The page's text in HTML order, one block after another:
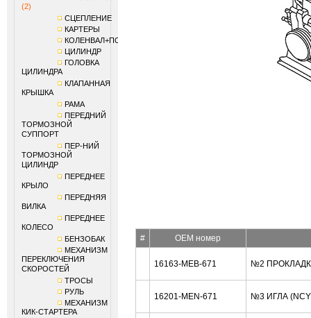
(2)
СЦЕПЛЕНИЕ
КАРТЕРЫ
КОЛЕНВАЛ+ПОРШЕНЬ
ЦИЛИНДР
ГОЛОВКА
ЦИЛИНДРА
КЛАПАННАЯ
КРЫШКА
РАМА
ПЕРЕДНИЙ
ТОРМОЗНОЙ
СУППОРТ
ПЕР-НИЙ
ТОРМОЗНОЙ
ЦИЛИНДР
ПЕРЕДНЕЕ
КРЫЛО
ПЕРЕДНЯЯ
ВИЛКА
ПЕРЕДНЕЕ
КОЛЕСО
БЕНЗОБАК
МЕХАНИЗМ
ПЕРЕКЛЮЧЕНИЯ
СКОРОСТЕЙ
ТРОСЫ
РУЛЬ
МЕХАНИЗМ
КИК-СТАРТЕРА
# OEM номер
16163-MEB-671 №2
16201-MEN-671 №3 ИГЛА